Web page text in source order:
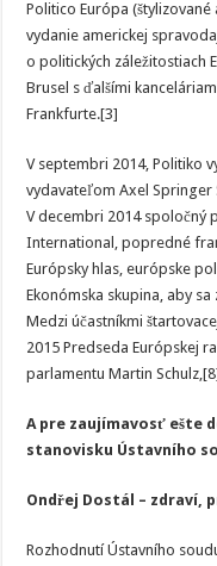
Politico Európa
vydanie americkej
o politických záležitostiach
Brusel s ďalšími
Frankfurte.[3]
V septembri 2014, Politiko
vydavateľom Axel Springer
V decembri 2014 spoločný
International, popredné
Európsky hlas, európske
Ekonómska skupina, aby
Medzi účastníkmi
2015 Predseda Európskej
parlamentu Martin
A pre zaujímavosť ešte
stanovisku Ústavního
Ondřej Dostál – zdraví,
Rozhodnutí Ústavního